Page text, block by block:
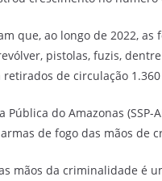
p
p
que, ao longo de 2022,
pistolas, fuzis,
retirados de circulação
Pública do Amazonas
de fogo das mãos de
mãos da criminalidade é